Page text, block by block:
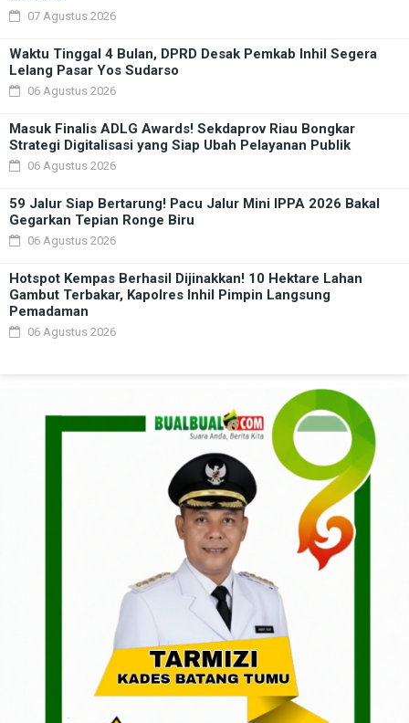
07 Agustus 2026
Waktu Tinggal 4 Bulan, DPRD Desak Pemkab Inhil Segera
Lelang Pasar Yos Sudarso
06 Agustus 2026
Masuk Finalis ADLG Awards! Sekdaprov Riau Bongkar
Strategi Digitalisasi yang Siap Ubah Pelayanan Publik
06 Agustus 2026
59 Jalur Siap Bertarung! Pacu Jalur Mini IPPA 2026 Bakal
Gegarkan Tepian Ronge Biru
06 Agustus 2026
Hotspot Kempas Berhasil Dijinakkan! 10 Hektare Lahan
Gambut Terbakar, Kapolres Inhil Pimpin Langsung
Pemadaman
06 Agustus 2026